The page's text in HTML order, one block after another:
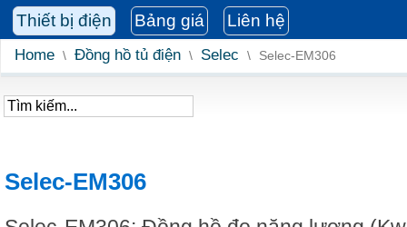
Thiết bị điện Bảng giá Liên hệ
Home \ Đồng hồ tủ điện \ Selec \ Selec-EM306
Selec-EM306